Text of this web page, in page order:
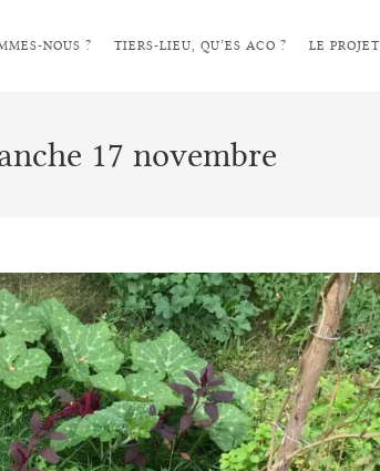
NOUS ? TIERS-LIEU, QU’ES ACO ? LE PROJET
17 novembre